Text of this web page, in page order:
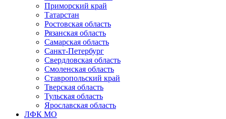
Приморский край
Татарстан
Ростовская область
Рязанская область
Самарская область
Санкт-Петербург
Свердловская область
Смоленская область
Ставропольский край
Тверская область
Тульская область
Ярославская область
ЛФК МО